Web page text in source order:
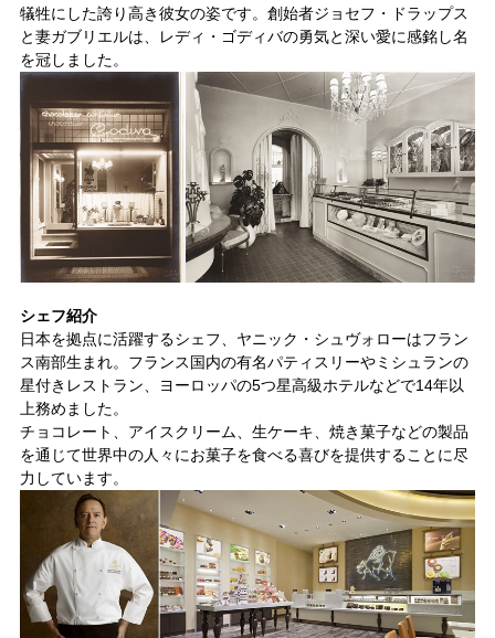
犠牲にした誇り高き彼女の姿です。創始者ジョセフ・ドラップス
と妻ガブリエルは、レディ・ゴディバの勇気と深い愛に感銘し名
を冠しました。
シェフ紹介
日本を拠点に活躍するシェフ、ヤニック・シュヴォローはフラン
ス南部生まれ。フランス国内の有名パティスリーやミシュランの
星付きレストラン、ヨーロッパの5つ星高級ホテルなどで14年以
上務めました。
チョコレート、アイスクリーム、生ケーキ、焼き菓子などの製品
を通じて世界中の人々にお菓子を食べる喜びを提供することに尽
力しています。